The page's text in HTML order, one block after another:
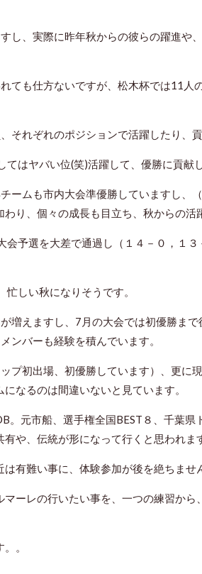
し、実際に昨年秋からの彼らの躍進や
ても仕方ないですが、松木杯では11人
それぞれのポジションで活躍したり、貢
はヤバい位(笑)活躍して、優勝に貢献
ームも市内大会準優勝していますし、
り、個々の成長も目立ち、秋からの活
予選を大差で通過し（１４－０，１
しい秋になりそうです。
増えますし、7月の大会では初優勝まで
ンバーも経験を積んでいます。
プ初出場、初優勝しています）、更に
なるのは間違いないと見ています。
。元市船、選手権全国BEST８、千葉県
や、伝統が形になって行くと思われま
有難い事に、体験参加が後を絶ちませ
ーレの行いたい事を、一つの練習から
。